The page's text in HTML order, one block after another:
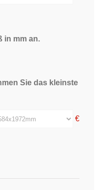
in mm an.
Sie das kleinste
€